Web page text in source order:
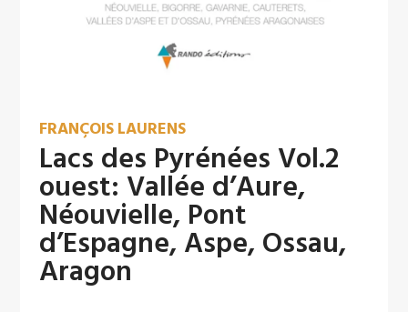
FRANÇOIS LAURENS
Lacs des Pyrénées Vol.2
ouest: Vallée d’Aure,
Néouvielle, Pont
d’Espagne, Aspe, Ossau,
Aragon